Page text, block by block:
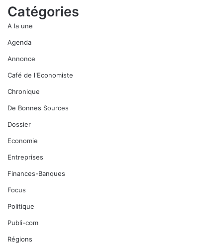
Catégories
A la une
Agenda
Annonce
Café de l'Economiste
Chronique
De Bonnes Sources
Dossier
Economie
Entreprises
Finances-Banques
Focus
Politique
Publi-com
Régions